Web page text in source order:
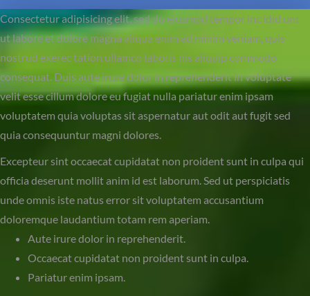
Consectetur adipisicing elit, sed do eiusmod tempor inc idid unt
ut labore et dolore magna aliqua enim ad minim veniam, quis
nostrud exerec tation ullamco laboris nis aliquip commodo
consequat. Duis aute irure dolor in reprehenderit in voluptate
velit esse cillum dolore eu fugiat nulla pariatur enim ipsam
voluptatem quia voluptas sit aspernatur aut odit aut fugit sed
quia consequuntur magni dolores.
Excepteur sint occaecat cupidatat non proident sunt in culpa qui
officia deserunt mollit anim id est laborum. Sed ut perspiciatis
unde omnis iste natus error sit voluptatem accusantium
doloremque laudantium totam rem aperiam.
Aute irure dolor in reprehenderit.
Occaecat cupidatat non proident sunt in culpa.
Pariatur enim ipsam.